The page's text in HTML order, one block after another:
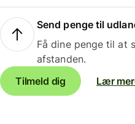
Send penge til
Få dine penge til at
afstanden.
Tilmeld dig
Lær